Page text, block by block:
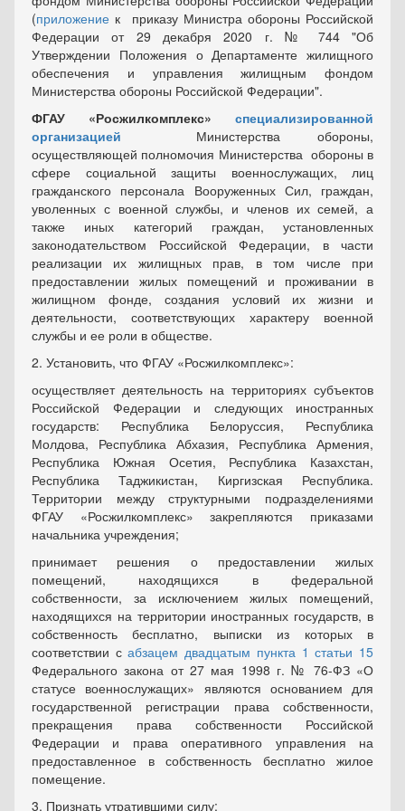
(приложение к приказу Министра обороны Российской
Федерации от 29 декабря 2020 г. № 744 "Об
Утверждении Положения о Департаменте жилищного
обеспечения и управления жилищным фондом
Министерства обороны Российской Федерации".
ФГАУ «Росжилкомплекс»
специализированной
организацией Министерства обороны,
осуществляющей полномочия Министерства обороны в
сфере социальной защиты военнослужащих, лиц
граждан­ского персонала Вооруженных Сил, граждан,
уволенных с военной службы, и членов их семей, а
также иных категорий граждан, установленных
законодательством Российской Федерации, в части
реализации их жилищных прав, в том числе при
предоставлении жилых помещений и проживании в
жилищном фонде, создания условий их жизни и
деятельности, соответствующих характеру военной
службы и ее роли в обществе.
2. Установить, что ФГАУ «Росжилкомплекс»:
осуществляет деятельность на территориях субъектов
Российской Федерации и следующих иностранных
государств: Республика Белоруссия, Республика
Молдова, Республика Абхазия, Республика Армения,
Республика Южная Осетия, Республика Казахстан,
Республика Таджикистан, Киргизская Республика.
Территории между структурными подразделениями
ФГАУ «Росжилкомплекс» закрепляются приказами
начальника учреждения;
принимает решения о предоставлении жилых
помещений, находящихся в федеральной
собственности, за исключением жилых помещений,
находящихся на территории иностранных государств, в
собственность бесплатно, выписки из которых в
соответствии сабзацем двадцатым пункта 1 статьи 15
Федерального закона от 27 мая 1998 г. № 76-ФЗ «О
статусе военнослужащих» являются основанием для
государственной регистрации права собственности,
прекращения права собственности Российской
Федерации и права оперативного управления на
предоставленное в собственность бесплатно жилое
помещение.
3. Признать утратившими силу: